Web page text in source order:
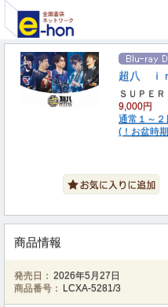
超八 ｉ
ＳＵＰＥ
9,000円
通常１～２
(！お盆時
商品情報
発売日： 2026年5月27日
商品番号：
LCXA-5281/3